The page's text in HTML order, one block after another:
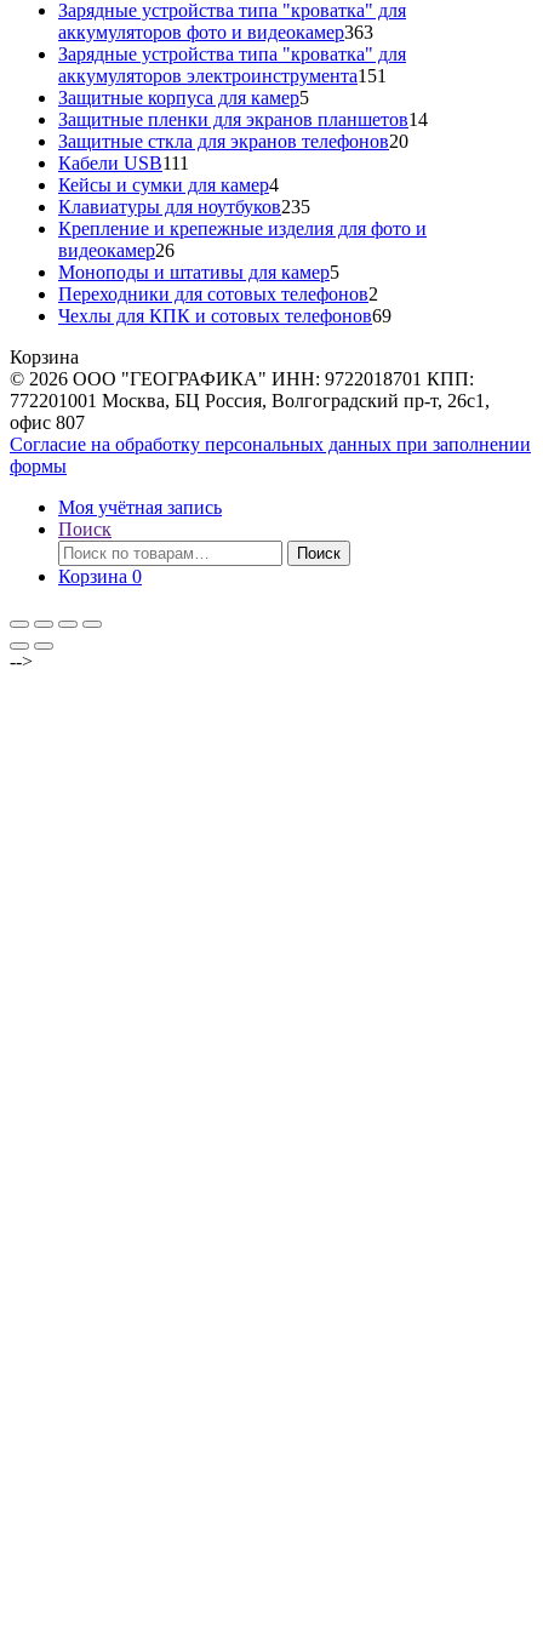
Зарядные устройства типа "кроватка" для
аккумуляторов фото и видеокамер363363
товара
Зарядные устройства типа "кроватка" для
аккумуляторов электроинструмента151
Защитные корпуса для камер55
товаров
Защитные пленки для экранов планшетов1414
Защитные сткла для экранов телефонов2020
Кабели USB111
товаров
Кейсы и сумки для камер44
товара
Клавиатуры для ноутбуков235235
товаров
Крепление и крепежные изделия для фото и
видеокамер2626
товаров
Моноподы и штативы для камер55
товаров
Переходники для сотовых телефонов2
товара
Чехлы для КПК и сотовых телефонов6969
Корзина
© 2026 ООО "ГЕОГРАФИКА" ИНН: 9722018701 КПП:
772201001 Москва, БЦ Россия, Волгоградский пр-т, 26с1,
офис 807
Согласие на обработку персональных данных при заполнении
формы
Моя учётная запись
Поиск
Искать:
Поиск
Корзина 0
-->